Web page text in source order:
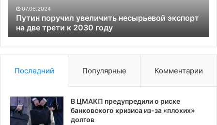
трети
2030
году
07.06.2024
Путин поручил увеличить несырьевой экспорт
на две трети к 2030 году
Последний Популярные Комментарии
В ЦМАКП предупредили о риске
банковского кризиса из-за «плохих»
долгов